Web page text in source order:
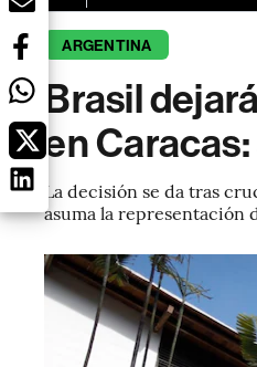
ARGENTINA
Brasil
en
La decisión se da tras
asuma la representación